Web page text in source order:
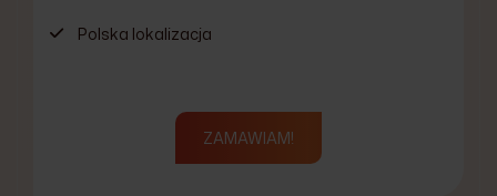
Polska lokalizacja
ZAMAWIAM!